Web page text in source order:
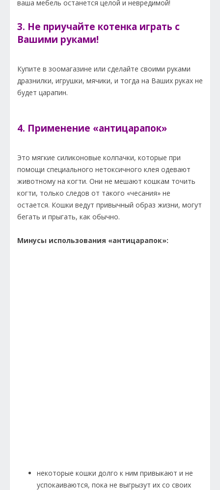
ваша мебель останется целой и невредимой!
3. Не приучайте котенка играть с
Вашими руками!
Купите в зоомагазине или сделайте своими руками
дразнилки, игрушки, мячики, и тогда на Ваших руках не
будет царапин.
4. Применение «антицарапок»
Это мягкие силиконовые колпачки, которые при
помощи специального нетоксичного клея одевают
животному на когти. Они не мешают кошкам точить
когти, только следов от такого «чесания» не
остается. Кошки ведут привычный образ жизни, могут
бегать и прыгать, как обычно.
Минусы использования «антицарапок»:
некоторые кошки долго к ним привыкают и не
успокаиваются, пока не выгрызут их со своих